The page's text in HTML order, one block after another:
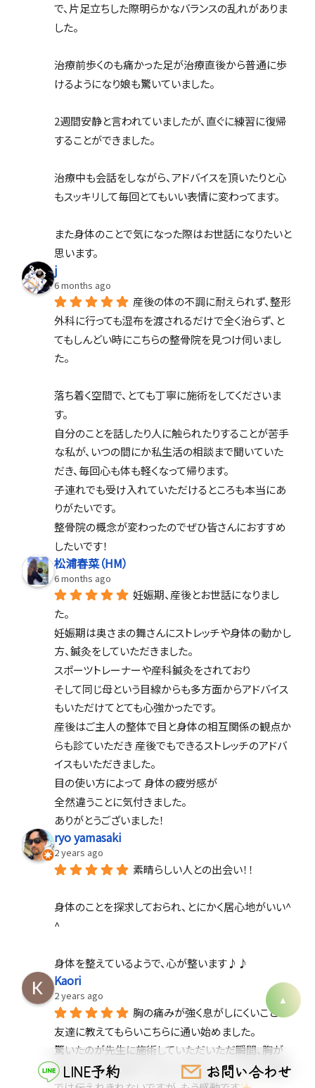
で、片足立ちした際明らかなバランスの乱れがありま
した。
治療前歩くのも痛かった足が治療直後から普通に歩
けるようになり娘も驚いていました。
2週間安静と言われていましたが、直ぐに練習に復帰
することができました。
治療中も会話をしながら、アドバイスを頂いたりと心
もスッキリして毎回とてもいい表情に変わってます。
また身体のことで気になった際はお世話になりたいと
思います。
j
6 months ago
産後の体の不調に耐えられず、整形
外科に行っても湿布を渡されるだけで全く治らず、と
てもしんどい時にこちらの整骨院を見つけ伺いまし
た。
落ち着く空間で、とても丁寧に施術をしてくださいま
す。
自分のことを話したり人に触られたりすることが苦手
な私が、いつの間にか私生活の相談まで聞いていた
だき、毎回心も体も軽くなって帰ります。
子連れでも受け入れていただけるところも本当にあ
りがたいです。
整骨院の概念が変わったのでぜひ皆さんにおすすめ
したいです！
松浦春菜（HM）
6 months ago
妊娠期、産後とお世話になりまし
た。
妊娠期は奥さまの舞さんにストレッチや身体の動かし
方、鍼灸をしていただきました。
スポーツトレーナーや産科鍼灸をされており
そして同じ母という目線からも多方面からアドバイス
もいただけてとても心強かったです。
産後はご主人の整体で目と身体の相互関係の観点か
らも診ていただき 産後でもできるストレッチのアドバ
イスもいただきました。
目の使い方によって 身体の疲労感が
全然違うことに気付きました。
ありがとうございました！
ryo yamasaki
2 years ago
素晴らしい人との出会い！！
身体のことを探求しておられ、とにかく居心地がいい^
^
身体を整えているようで、心が整います♪♪
Kaori
2 years ago
胸の痛みが強く息がしにくいことで
友達に教えてもらいこちらに通い始めました。
驚いたのが先生に施術していただいただ瞬間、胸が
熱くなった後に息がしやすくなりました！！これは言葉
LINE予約 お問い合わせ